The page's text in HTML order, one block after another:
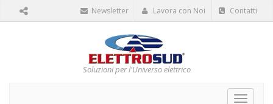
Newsletter Lavora con Noi Contatti
Soluzioni per l'Universo elettrico
Toggle